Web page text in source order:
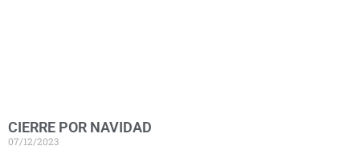
CIERRE POR NAVIDAD
07/12/2023